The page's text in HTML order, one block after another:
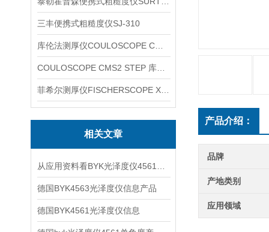
三丰便携式粗糙度仪SJ-310
相关文章
德国BYK4563光泽度仪信息产品
德国BYK4561光泽度仪信息
产品介绍：
品牌
产地类别
应用领域